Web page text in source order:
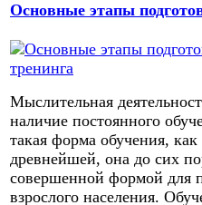
Основные этапы
Мыслительная
наличие постоянного
такая форма обучения,
древнейшей, она до сих
совершенной формой для
взрослого населения.